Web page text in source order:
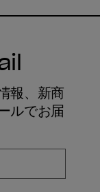
報、新商
ルでお届